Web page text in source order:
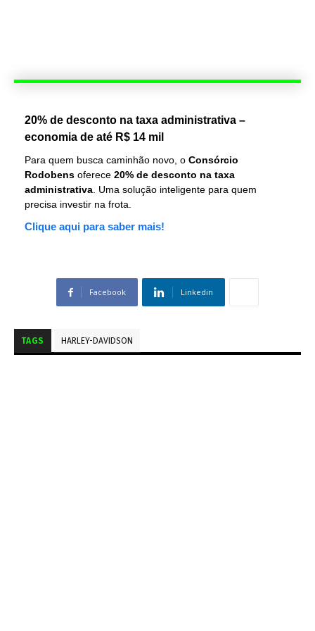
20% de desconto na taxa administrativa –
economia de até R$ 14 mil
Para quem busca caminhão novo, o Consórcio
Rodobens oferece 20% de desconto na taxa
administrativa . Uma solução inteligente para quem
precisa investir na frota.
Clique aqui para saber mais!
Facebook Linkedin
TAGS HARLEY-DAVIDSON